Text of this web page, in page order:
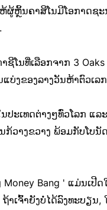
ຜູ້ຫຼິ້ນຄາສິໂນມີໂອກາດຊ
ຊີໂນທີ່ເລືອກຈາກ 3 Oaks
ບ່ງຂອງລາງວັນຫ້າຕົວເລ
ປະເທດຕ່າງໆທົ່ວໂລກ ແລ
ກ້ວາງຂວາງ ພ້ອມກັບໂບ
Money Bang ' ແມ່ນເປີ
າເຈົ້າຍັງບໍ່ໄດ້ລົງທະບຽນ,